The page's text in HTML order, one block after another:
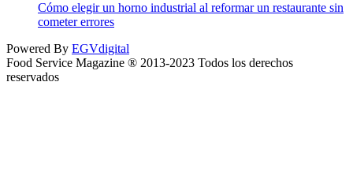
Cómo elegir un horno industrial al reformar un restaurante sin
cometer errores
Powered By EGVdigital
Food Service Magazine ® 2013-2023 Todos los derechos
reservados